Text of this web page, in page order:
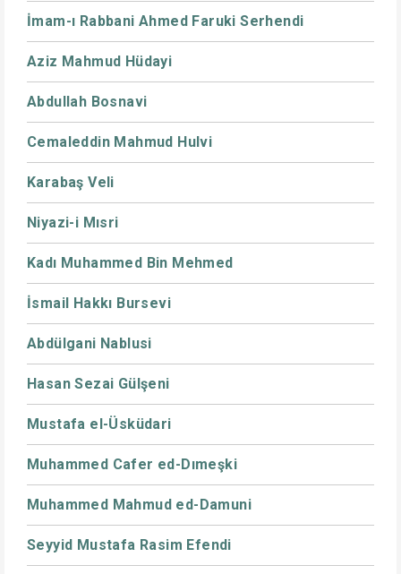
İmam-ı Rabbani Ahmed Faruki Serhendi
Aziz Mahmud Hüdayi
Abdullah Bosnavi
Cemaleddin Mahmud Hulvi
Karabaş Veli
Niyazi-i Mısri
Kadı Muhammed Bin Mehmed
İsmail Hakkı Bursevi
Abdülgani Nablusi
Hasan Sezai Gülşeni
Mustafa el-Üsküdari
Muhammed Cafer ed-Dımeşki
Muhammed Mahmud ed-Damuni
Seyyid Mustafa Rasim Efendi